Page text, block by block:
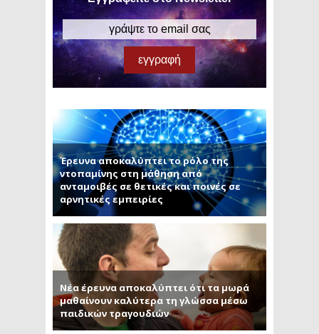
Έρευνα αποκαλύπτει το ρόλο της
ντοπαμίνης στη μάθηση από
ανταμοιβές σε θετικές και ποινές σε
αρνητικές εμπειρίες
Νέα έρευνα αποκαλύπτει ότι τα μωρά
μαθαίνουν καλύτερα τη γλώσσα μέσω
παιδικών τραγουδιών